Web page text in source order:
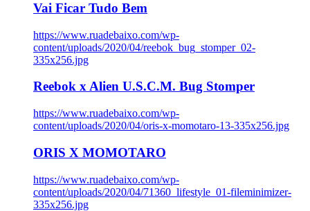
Vai Ficar Tudo Bem
https://www.ruadebaixo.com/wp-
content/uploads/2020/04/reebok_bug_stomper_02-
335x256.jpg
Reebok x Alien U.S.C.M. Bug Stomper
https://www.ruadebaixo.com/wp-
content/uploads/2020/04/oris-x-momotaro-13-335x256.jpg
ORIS X MOMOTARO
https://www.ruadebaixo.com/wp-
content/uploads/2020/04/71360_lifestyle_01-fileminimizer-
335x256.jpg